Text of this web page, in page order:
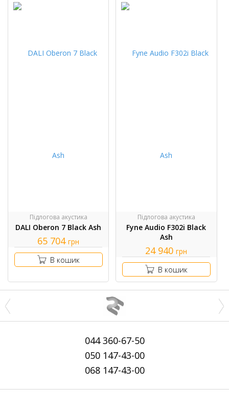
Підлогова акустика
DALI Oberon 7 Black Ash
65 704 грн
В кошик
Підлогова акустика
Fyne Audio F302i Black
Ash
24 940 грн
В кошик
044360-67-50
050147-43-00
068147-43-00